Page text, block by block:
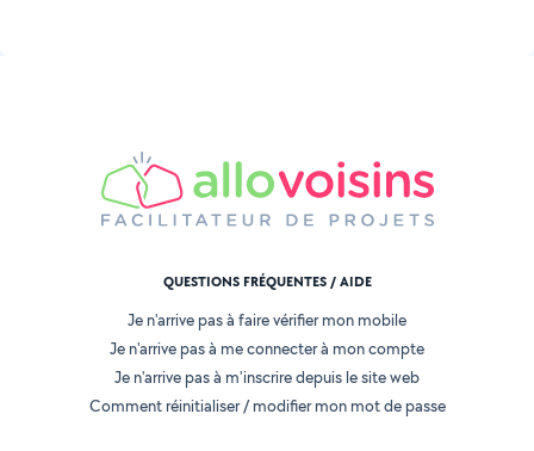
QUESTIONS FRÉQUENTES / AIDE
Je n'arrive pas à faire vérifier mon mobile
Je n'arrive pas à me connecter à mon compte
Je n'arrive pas à m'inscrire depuis le site web
Comment réinitialiser / modifier mon mot de passe